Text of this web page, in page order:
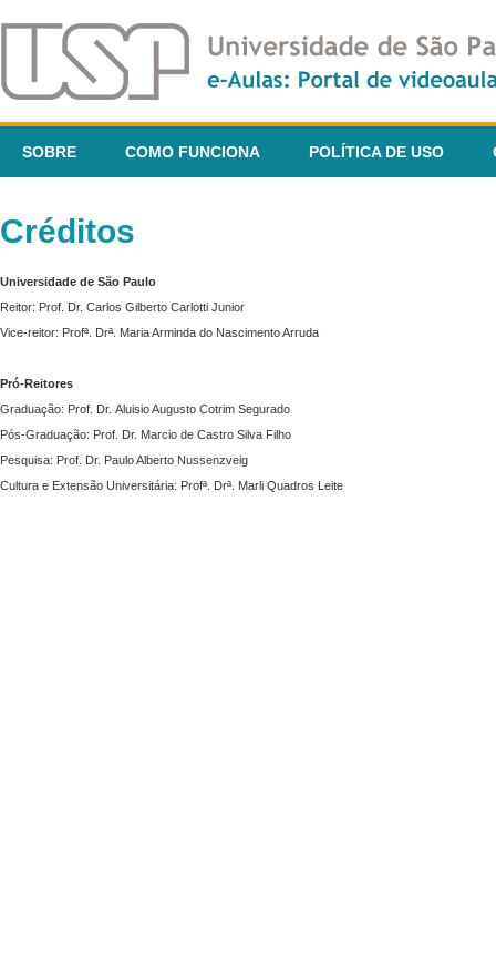
SOBRE COMO FUNCIONA POLÍTICA DE USO
Créditos
Universidade de São Paulo
Reitor: Prof. Dr. Carlos Gilberto Carlotti Junior
Vice-reitor: Profª. Drª. Maria Arminda do Nascimento Arruda
Pró-Reitores
Graduação: Prof. Dr. Aluisio Augusto Cotrim Segurado
Pós-Graduação: Prof. Dr. Marcio de Castro Silva Filho
Pesquisa: Prof. Dr. Paulo Alberto Nussenzveig
Cultura e Extensão Universitária: Profª. Drª. Marli Quadros Leite